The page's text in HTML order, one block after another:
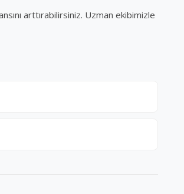
arttırabilirsiniz. Uzman ekibimizle